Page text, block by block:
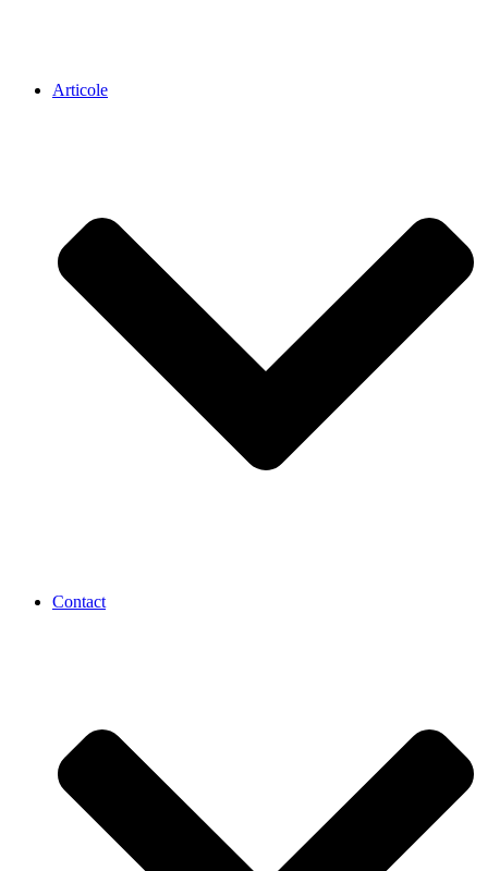
Articole
Contact